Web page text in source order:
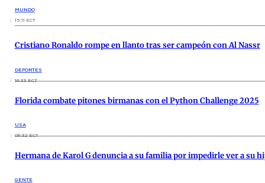
MUNDO
15:11 ECT
Cristiano Ronaldo rompe en llanto tras ser campeón con Al Nassr
DEPORTES
16:33 ECT
Florida combate pitones birmanas con el Python Challenge 2025
USA
06:32 ECT
Hermana de Karol G denuncia a su familia por impedirle ver a su
GENTE